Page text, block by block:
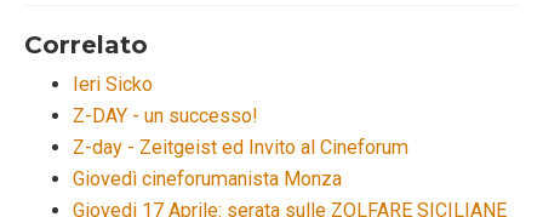
Correlato
Ieri Sicko
Z-DAY - un successo!
Z-day - Zeitgeist ed Invito al Cineforum
Giovedì cineforumanista Monza
Giovedi 17 Aprile: serata sulle ZOLFARE SICILIANE